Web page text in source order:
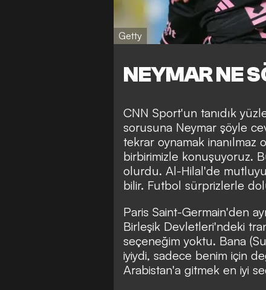
Getty
NEYMAR NE
CNN Sport'un tanıdık
sorusuna Neymar şöyle
tekrar oynamak inanılmaz
birbirimizle konuşuyoruz.
olurdu. Al-Hilal'de
bilir. Futbol sürprizlerle
Paris Saint-Germain'den
Birleşik Devletleri'ndeki
seçeneğim yoktu. Bana
iyiydi, sadece benim için
Arabistan'a gitmek en iyi